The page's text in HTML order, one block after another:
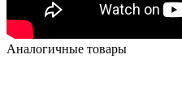
Аналогичные товары